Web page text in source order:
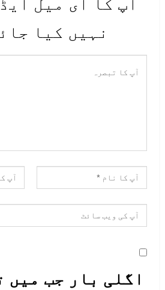
نہیں کیا
اگلی بار جب میں